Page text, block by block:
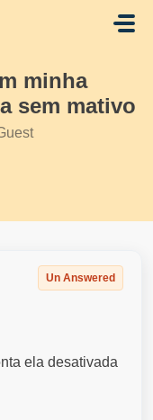
minha
sem mativo
Un Answered
ela desativada